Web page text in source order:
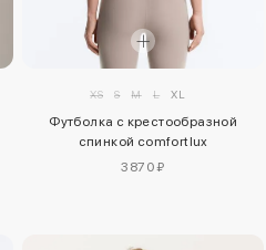
XS S M L XL
Футболка с крестообразной
спинкой comfortlux
3870 ₽